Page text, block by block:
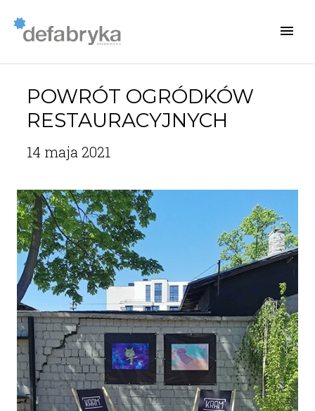
POWRÓT OGRÓDKÓW
RESTAURACYJNYCH
14 maja 2021